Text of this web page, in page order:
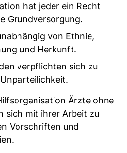
hat jeder ein Recht
Grundversorgung.
von Ethnie,
und Herkunft.
verpflichten sich zu
Ärzte ohne
sich mit ihrer Arbeit zu
Vorschriften und